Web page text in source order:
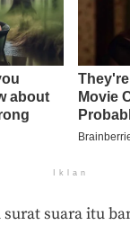
Iklan
suara itu